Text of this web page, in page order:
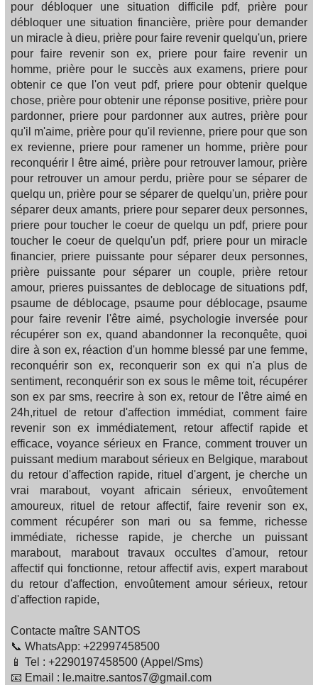
pour débloquer une situation difficile pdf, prière pour
débloquer une situation financière, prière pour demander
un miracle à dieu, prière pour faire revenir quelqu'un, priere
pour faire revenir son ex, priere pour faire revenir un
homme, prière pour le succès aux examens, priere pour
obtenir ce que l'on veut pdf, priere pour obtenir quelque
chose, prière pour obtenir une réponse positive, prière pour
pardonner, priere pour pardonner aux autres, prière pour
qu'il m'aime, prière pour qu'il revienne, priere pour que son
ex revienne, priere pour ramener un homme, prière pour
reconquérir l être aimé, prière pour retrouver lamour, prière
pour retrouver un amour perdu, prière pour se séparer de
quelqu un, prière pour se séparer de quelqu'un, prière pour
séparer deux amants, priere pour separer deux personnes,
priere pour toucher le coeur de quelqu un pdf, priere pour
toucher le coeur de quelqu'un pdf, priere pour un miracle
financier, priere puissante pour séparer deux personnes,
prière puissante pour séparer un couple, prière retour
amour, prieres puissantes de deblocage de situations pdf,
psaume de déblocage, psaume pour déblocage, psaume
pour faire revenir l'être aimé, psychologie inversée pour
récupérer son ex, quand abandonner la reconquête, quoi
dire à son ex, réaction d'un homme blessé par une femme,
reconquérir son ex, reconquerir son ex qui n'a plus de
sentiment, reconquérir son ex sous le même toit, récupérer
son ex par sms, reecrire à son ex, retour de l'être aimé en
24h,rituel de retour d'affection immédiat, comment faire
revenir son ex immédiatement, retour affectif rapide et
efficace, voyance sérieux en France, comment trouver un
puissant medium marabout sérieux en Belgique, marabout
du retour d'affection rapide, rituel d'argent, je cherche un
vrai marabout, voyant africain sérieux, envoûtement
amoureux, rituel de retour affectif, faire revenir son ex,
comment récupérer son mari ou sa femme, richesse
immédiate, richesse rapide, je cherche un puissant
marabout, marabout travaux occultes d'amour, retour
affectif qui fonctionne, retour affectif avis, expert marabout
du retour d'affection, envoûtement amour sérieux, retour
d'affection rapide,
Contacte maître SANTOS
📞 WhatsApp: +22997458500
📱 Tel : +2290197458500 (Appel/Sms)
📧 Email : le.maitre.santos7@gmail.com